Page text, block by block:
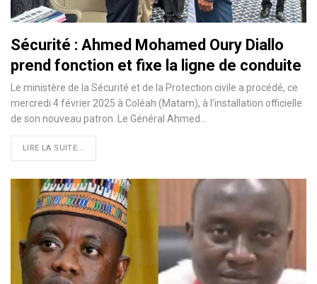
Sécurité : Ahmed Mohamed Oury Diallo
prend fonction et fixe la ligne de conduite
Le ministère de la Sécurité et de la Protection civile a procédé, ce
mercredi 4 février 2025 à Coléah (Matam), à l’installation officielle
de son nouveau patron. Le Général Ahmed…
LIRE LA SUITE...